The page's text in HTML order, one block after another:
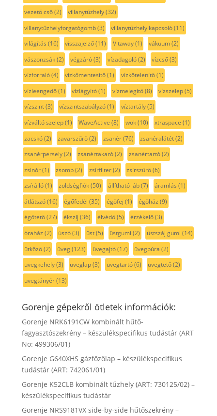
vezető cső(2) villanytűzhely(32)
villanytűzhelyforgatógomb(3) villanytűzhely kapcsoló(11)
világítás (16) visszajelző(11) Vitaway(1) vákuum(2)
vászonzsák(2) végzáró(3) vízadagoló(2) vízcső(3)
vízforraló(4) vízkőmentesítő(1) vízkőtelenítő(1)
vízleengedő(1) vízlágyító(1) vízmelegítő(8) vízszelep(5)
vízszint(3) vízszintszabályzó(1) víztartály(5)
vízváltó szelep(1) WaveActive (8) wok(10) xtraspace (1)
zacskó(2) zavarszűrő(2) zsanér(76) zsanéralátét(2)
zsanérpersely(2) zsanértakaró(2) zsanértartó(2)
zsinór(1) zsomp(2) zsírfilter(2) zsírszűrő(6)
zsírálló(1) zöldségfiók(50) állítható láb(7) áramlás (1)
átlátszó(16) égőfedél (35) égőfej (1) égőház (9)
égőtető(27) ékszíj (36) élvédő(5) érzékelő(3)
óraház (2) úszó(3) üst(5) üstgumi (2) üstszáj gumi (14)
ütköző(2) üveg(123) üvegajtó(17) üvegbúra (2)
üvegkehely(3) üveglap(3) üvegtartó(6) üvegtető(2)
üvegtányér(13)
Gorenje gépekről ötletek információk:
Gorenje NRK6191CW kombinált hűtő-
fagyasztószekrény – készülékspecifikus tudástár (ART
No: 499306/01)
Gorenje G640XHS gázfőzőlap – készülékspecifikus
tudástár (ART: 742061/01)
Gorenje K52CLB kombinált tűzhely (ART: 730125/02) –
készülékspecifikus tudástár
Gorenje NRS9181VX side-by-side hűtőszekrény –